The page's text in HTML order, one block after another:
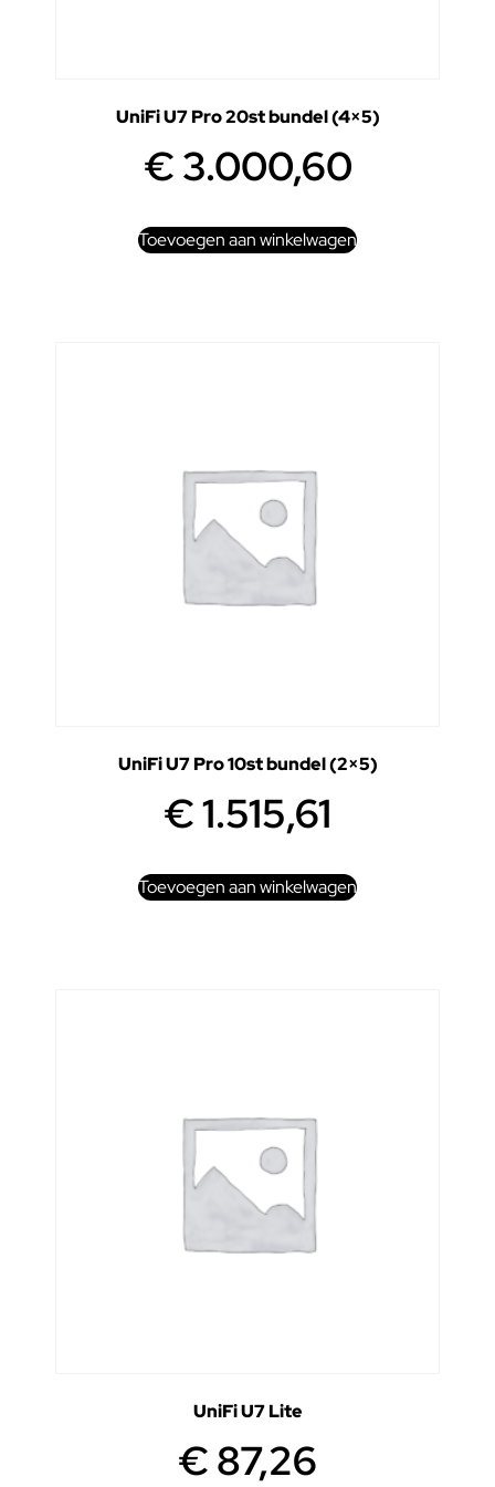
UniFi U7 Pro 20st bundel (4×5)
€3.000,60
Toevoegen aan winkelwagen
UniFi U7 Pro 10st bundel (2×5)
€1.515,61
Toevoegen aan winkelwagen
UniFi U7 Lite
€87,26